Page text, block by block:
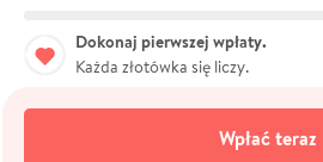
Dokonaj pierwszej wpłaty.
Każda złotówka się liczy.
Wpłać teraz